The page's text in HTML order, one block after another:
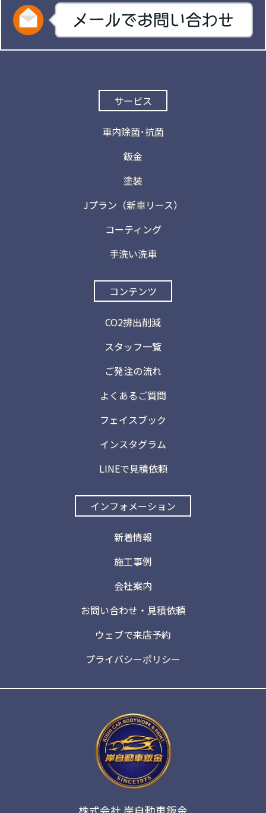
サービス
車内除菌･抗菌
鈑金
塗装
Jプラン（新車リース）
コーティング
手洗い洗車
コンテンツ
CO2排出削減
スタッフ一覧
ご発注の流れ
よくあるご質問
フェイスブック
インスタグラム
LINEで見積依頼
インフォメーション
新着情報
施工事例
会社案内
お問い合わせ・見積依頼
ウェブで来店予約
プライバシーポリシー